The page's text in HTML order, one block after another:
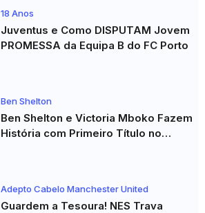
18 Anos
Juventus e Como DISPUTAM Jovem
PROMESSA da Equipa B do FC Porto
Ben Shelton
Ben Shelton e Victoria Mboko Fazem
História com Primeiro Título no
Adepto Cabelo Manchester United
Guardem a Tesoura! NES Trava